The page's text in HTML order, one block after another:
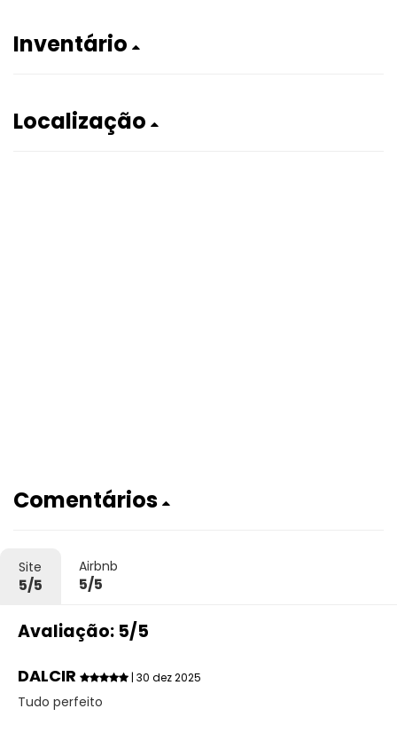
Inventário
Localização
Comentários
Site
5/5
Airbnb
5/5
Avaliação: 5/5
DALCIR | 30 dez 2025
Tudo perfeito